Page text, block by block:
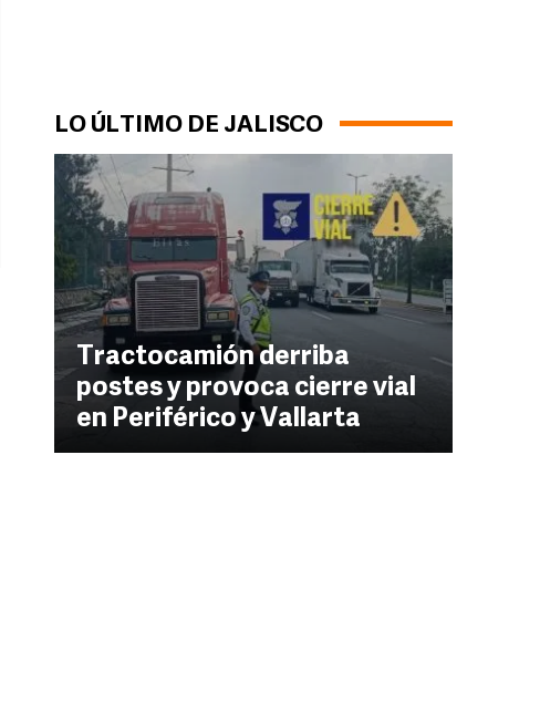
LO ÚLTIMO DE JALISCO
Tractocamión derriba
postes y provoca cierre vial
en Periférico y Vallarta